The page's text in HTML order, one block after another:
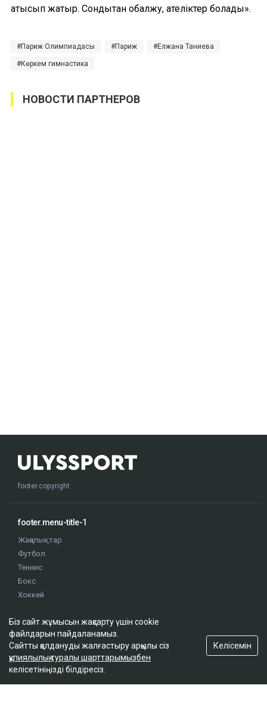
қатысып жатыр. Сондықтан қобалжу, қателіктер болады».
Париж Олимпиадасы Париж Елжана Таниева
Көркем гимнастика
НОВОСТИ ПАРТНЕРОВ
footer.copyright
footer.menu-title-1
Жаңалықтар
Футбол
Теннис
Бокс
Хоккей
Оқиғалар
Олимпиада
footer.menu-title-2
О проекте
Біз сайт жұмысын жақсарту үшін cookie
файлдарын пайдаланамыз.
Сайтты қолдануды жалғастыру арқылы сіз
құпиялылық туралы шарттарымызбен
келісетініңізді білдіресіз.
Келісемін